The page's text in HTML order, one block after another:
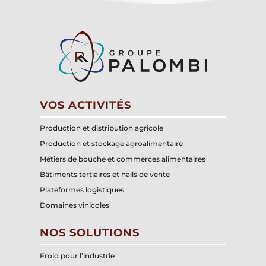
VOS ACTIVITÉS
Production et distribution agricole
Production et stockage agroalimentaire
Métiers de bouche et commerces alimentaires
Bâtiments tertiaires et halls de vente
Plateformes logistiques
Domaines vinicoles
NOS SOLUTIONS
Froid pour l’industrie